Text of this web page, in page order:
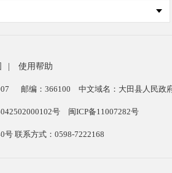
使用帮助
邮编：366100 中文域名：大田县人民政
号 闽ICP备11007282号
号 联系方式：0598-7222168